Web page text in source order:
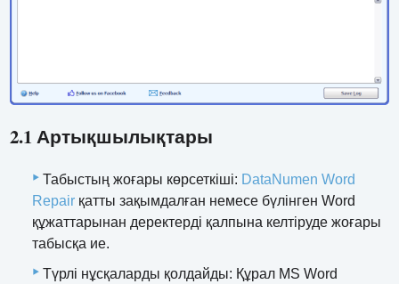
2.1 Артықшылықтары
Табыстың жоғары көрсеткіші: DataNumen Word
Repair қатты зақымдалған немесе бүлінген Word
құжаттарынан деректерді қалпына келтіруде жоғары
табысқа ие.
Түрлі нұсқаларды қолдайды: Құрал MS Word